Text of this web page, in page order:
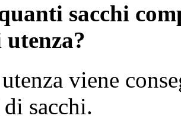
sacchi
viene
sacchi.